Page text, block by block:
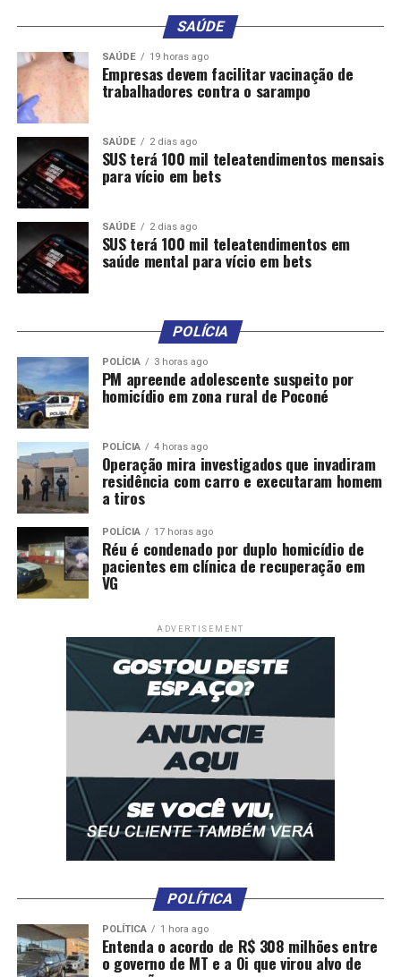
SAÚDE
SAÚDE 19 horas ago
Empresas devem facilitar vacinação de
trabalhadores contra o sarampo
SAÚDE 2 dias ago
SUS terá 100 mil teleatendimentos mensais
para vício em bets
SAÚDE 2 dias ago
SUS terá 100 mil teleatendimentos em
saúde mental para vício em bets
POLÍCIA
POLÍCIA 3 horas ago
PM apreende adolescente suspeito por
homicídio em zona rural de Poconé
POLÍCIA 4 horas ago
Operação mira investigados que invadiram
residência com carro e executaram homem
a tiros
POLÍCIA 17 horas ago
Réu é condenado por duplo homicídio de
pacientes em clínica de recuperação em
VG
ADVERTISEMENT
POLÍTICA
POLÍTICA 1 hora ago
Entenda o acordo de R$ 308 milhões entre
o governo de MT e a Oi que virou alvo de